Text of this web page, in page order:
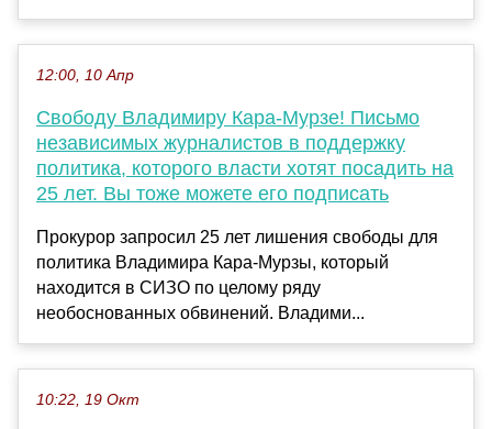
12:00, 10 Апр
Свободу Владимиру Кара-Мурзе! Письмо
независимых журналистов в поддержку
политика, которого власти хотят посадить на
25 лет. Вы тоже можете его подписать
Прокурор запросил 25 лет лишения свободы для
политика Владимира Кара-Мурзы, который
находится в СИЗО по целому ряду
необоснованных обвинений. Владими...
10:22, 19 Окт